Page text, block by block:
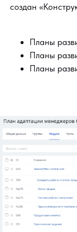
создан
Планы
Планы
Планы